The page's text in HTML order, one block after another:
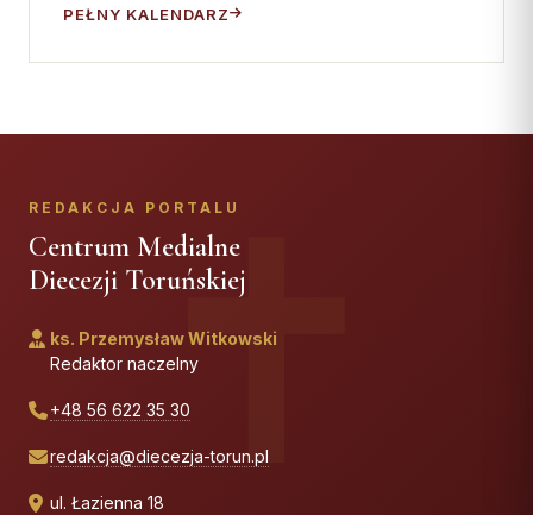
PEŁNY KALENDARZ
REDAKCJA PORTALU
Centrum Medialne
Diecezji Toruńskiej
ks. Przemysław Witkowski
Redaktor naczelny
+48 56 622 35 30
redakcja@diecezja-torun.pl
ul. Łazienna 18